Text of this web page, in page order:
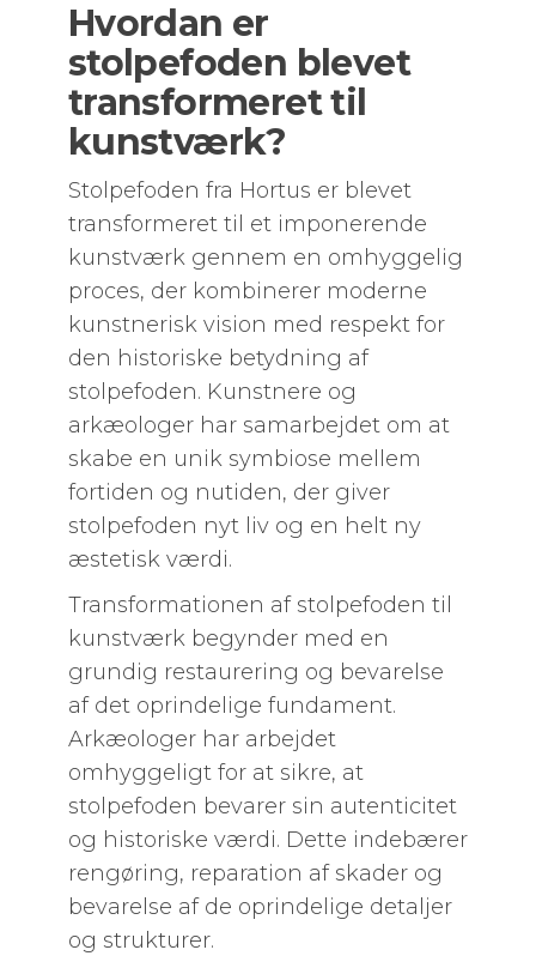
Hvordan er
stolpefoden blevet
transformeret til
kunstværk?
Stolpefoden fra Hortus er blevet
transformeret til et imponerende
kunstværk gennem en omhyggelig
proces, der kombinerer moderne
kunstnerisk vision med respekt for
den historiske betydning af
stolpefoden. Kunstnere og
arkæologer har samarbejdet om at
skabe en unik symbiose mellem
fortiden og nutiden, der giver
stolpefoden nyt liv og en helt ny
æstetisk værdi.
Transformationen af stolpefoden til
kunstværk begynder med en
grundig restaurering og bevarelse
af det oprindelige fundament.
Arkæologer har arbejdet
omhyggeligt for at sikre, at
stolpefoden bevarer sin autenticitet
og historiske værdi. Dette indebærer
rengøring, reparation af skader og
bevarelse af de oprindelige detaljer
og strukturer.